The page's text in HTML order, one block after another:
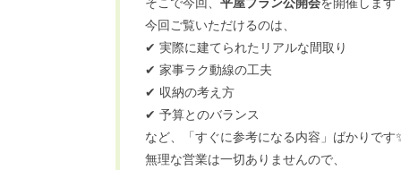
そこで今回、平屋プラン公開会を開催します
今回ご覧いただけるのは、
✔ 実際に建てられたリアルな間取り
✔ 家事ラク動線の工夫
✔ 収納の考え方
✔ 予算とのバランス
など、「すぐに参考になる内容」ばかりです
無理な営業は一切ありませんので、